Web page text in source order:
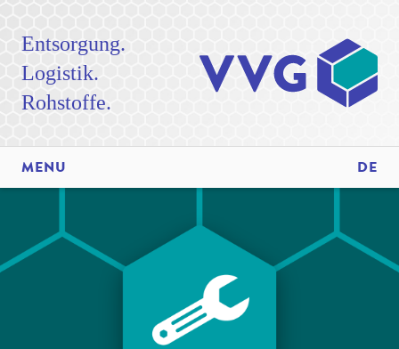
Entsorgung.
Logistik.
Rohstoffe.
MENU DE